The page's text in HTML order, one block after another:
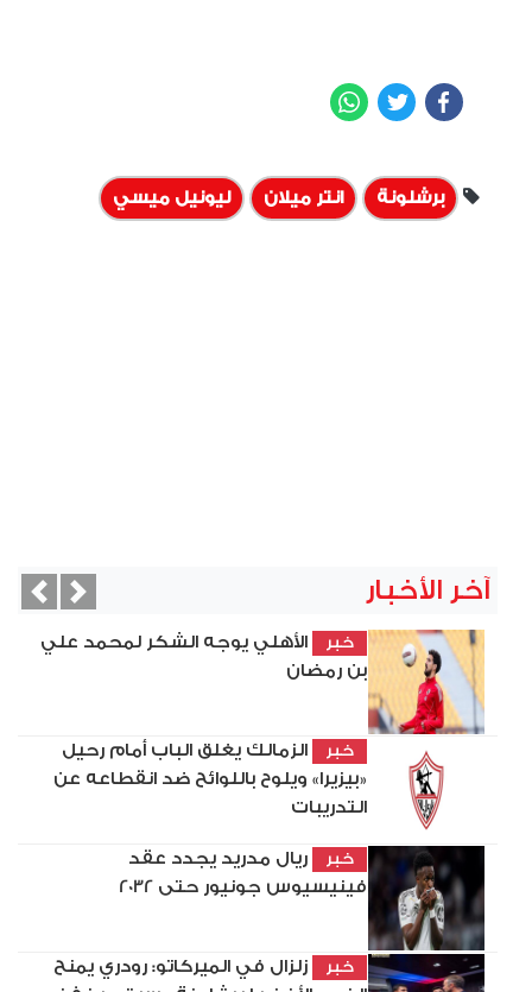
Facebook
Twitter
برشلونة انتر ميلان ليونيل ميسي
آخر الأخبار
خبر
الأهلي يوجه الشكر لمحمد علي
بن رمضان
خبر
الزمالك يغلق الباب أمام رحيل
«بيزيرا» ويلوح باللوائح ضد انقطاعه عن
التدريبات
خبر
ريال مدريد يجدد عقد
فينيسيوس جونيور حتى 2032
خبر
زلزال في الميركاتو: رودري يمنح
Next